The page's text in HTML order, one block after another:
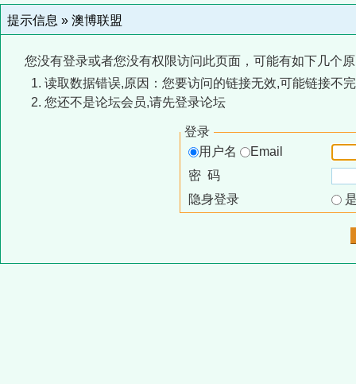
提示信息 » 澳博联盟
您没有登录或者您没有权限访问此页面，可能有如下几个
读取数据错误,原因：您要访问的链接无效,可能链接不
您还不是论坛会员,请先登录论坛
登录
用户名
Email
密 码
隐身登录